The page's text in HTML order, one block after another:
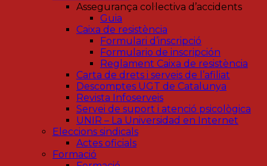
Assegurança col·lectiva d’accidents
Guia
Caixa de resistència
Formulari d’inscripció
Formulario de inscripción
Reglament Caixa de resistència
Carta de drets i serveis de l’afiliat
Descomptes UGT de Catalunya
Revista Infoserveis
Servei de suport i atenció psicològica
UNIR – La Universidad en Internet
Eleccions sindicals
Actes oficials
Formació